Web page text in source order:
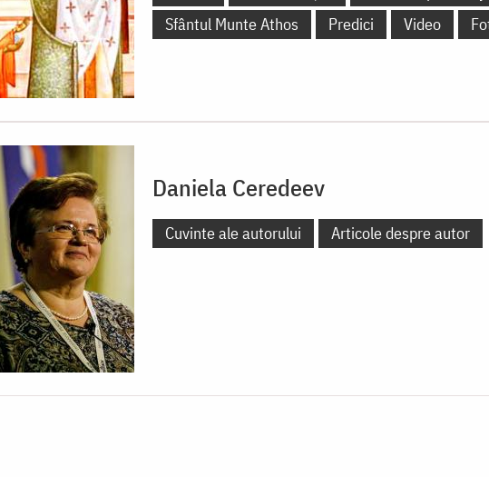
Sfântul Munte Athos
Predici Video
Daniela Ceredeev
Cuvinte ale autorului Articole despre autor